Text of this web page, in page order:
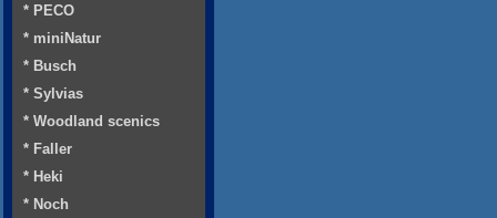
* PECO
* miniNatur
* Busch
* Sylvias
* Woodland scenics
* Faller
* Heki
* Noch